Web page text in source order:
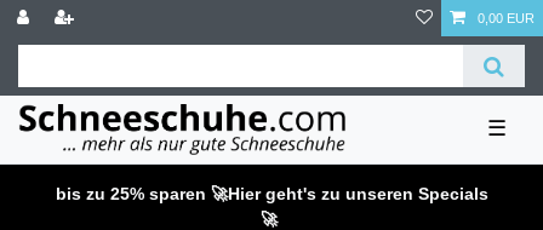
0,00 EUR
☰
bis zu 25% sparen 🚀Hier geht's zu unseren Specials
🚀